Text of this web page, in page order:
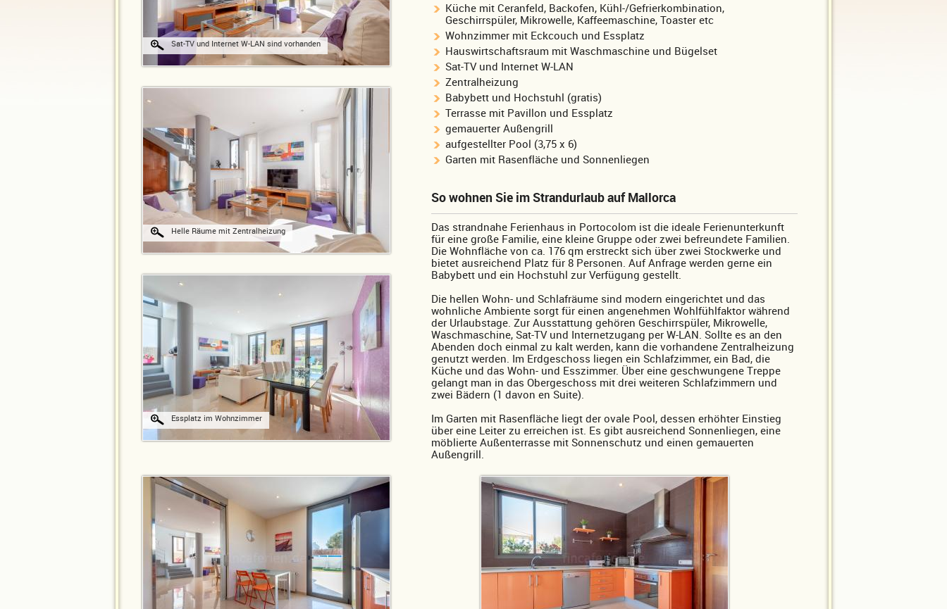
Sat-TV und Internet W-LAN sind vorhanden
Helle Räume mit Zentralheizung
Essplatz im Wohnzimmer
Küche mit Ceranfeld, Backofen, Kühl-/Gefrierkombination,
Geschirrspüler, Mikrowelle, Kaffeemaschine, Toaster etc
Wohnzimmer mit Eckcouch und Essplatz
Hauswirtschaftsraum mit Waschmaschine und Bügelset
Sat-TV und Internet W-LAN
Zentralheizung
Babybett und Hochstuhl (gratis)
Terrasse mit Pavillon und Essplatz
gemauerter Außengrill
aufgestellter Pool (3,75 x 6)
Garten mit Rasenfläche und Sonnenliegen
So wohnen Sie im Strandurlaub auf Mallorca
Das strandnahe Ferienhaus in Portocolom ist die ideale Ferienunterkunft
für eine große Familie, eine kleine Gruppe oder zwei befreundete Familien.
Die Wohnfläche von ca. 176 qm erstreckt sich über zwei Stockwerke und
bietet ausreichend Platz für 8 Personen. Auf Anfrage werden gerne ein
Babybett und ein Hochstuhl zur Verfügung gestellt.
Die hellen Wohn- und Schlafräume sind modern eingerichtet und das
wohnliche Ambiente sorgt für einen angenehmen Wohlfühlfaktor während
der Urlaubstage. Zur Ausstattung gehören Geschirrspüler, Mikrowelle,
Waschmaschine, Sat-TV und Internetzugang per W-LAN. Sollte es an den
Abenden doch einmal zu kalt werden, kann die vorhandene Zentralheizung
genutzt werden. Im Erdgeschoss liegen ein Schlafzimmer, ein Bad, die
Küche und das Wohn- und Esszimmer. Über eine geschwungene Treppe
gelangt man in das Obergeschoss mit drei weiteren Schlafzimmern und
zwei Bädern (1 davon en Suite).
Im Garten mit Rasenfläche liegt der ovale Pool, dessen erhöhter Einstieg
über eine Leiter zu erreichen ist. Es gibt ausreichend Sonnenliegen, eine
möblierte Außenterrasse mit Sonnenschutz und einen gemauerten
Außengrill.